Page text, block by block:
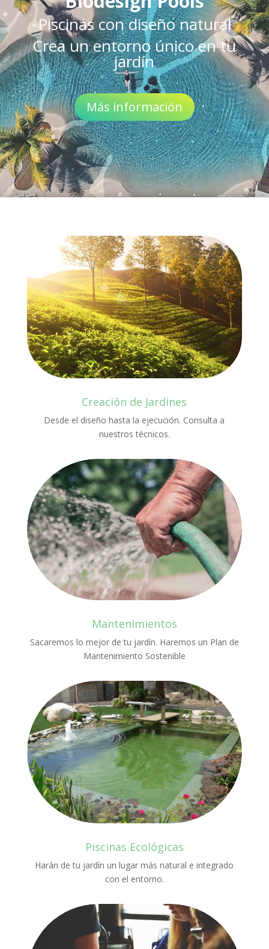
Piscinas con diseño natural
Crea un entorno único en tu
jardín
Más información
Creación de Jardines
Desde el diseño hasta la ejecución. Consulta a
nuestros técnicos.
Mantenimientos
Sacaremos lo mejor de tu jardín. Haremos un Plan de
Mantenimiento Sostenible
Piscinas Ecológicas
Harán de tu jardín un lugar más natural e integrado
con el entorno.